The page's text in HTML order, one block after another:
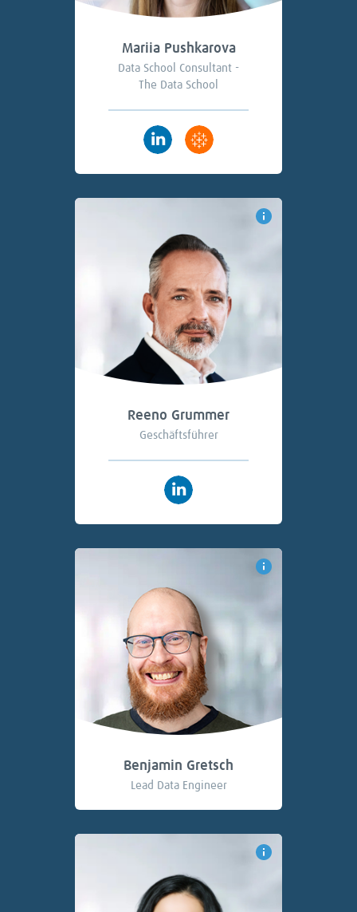
Mariia Pushkarova
Data School Consultant -
The Data School
Reeno Grummer
Geschäftsführer
Benjamin Gretsch
Lead Data Engineer